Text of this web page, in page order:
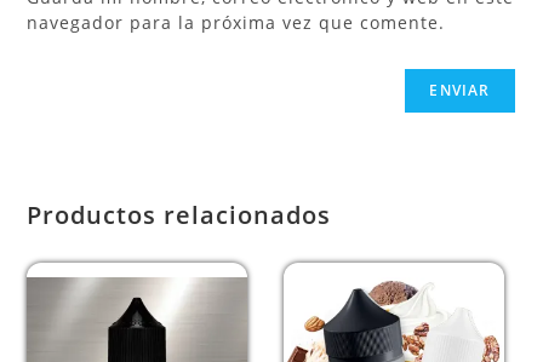
navegador para la próxima vez que comente.
Productos relacionados